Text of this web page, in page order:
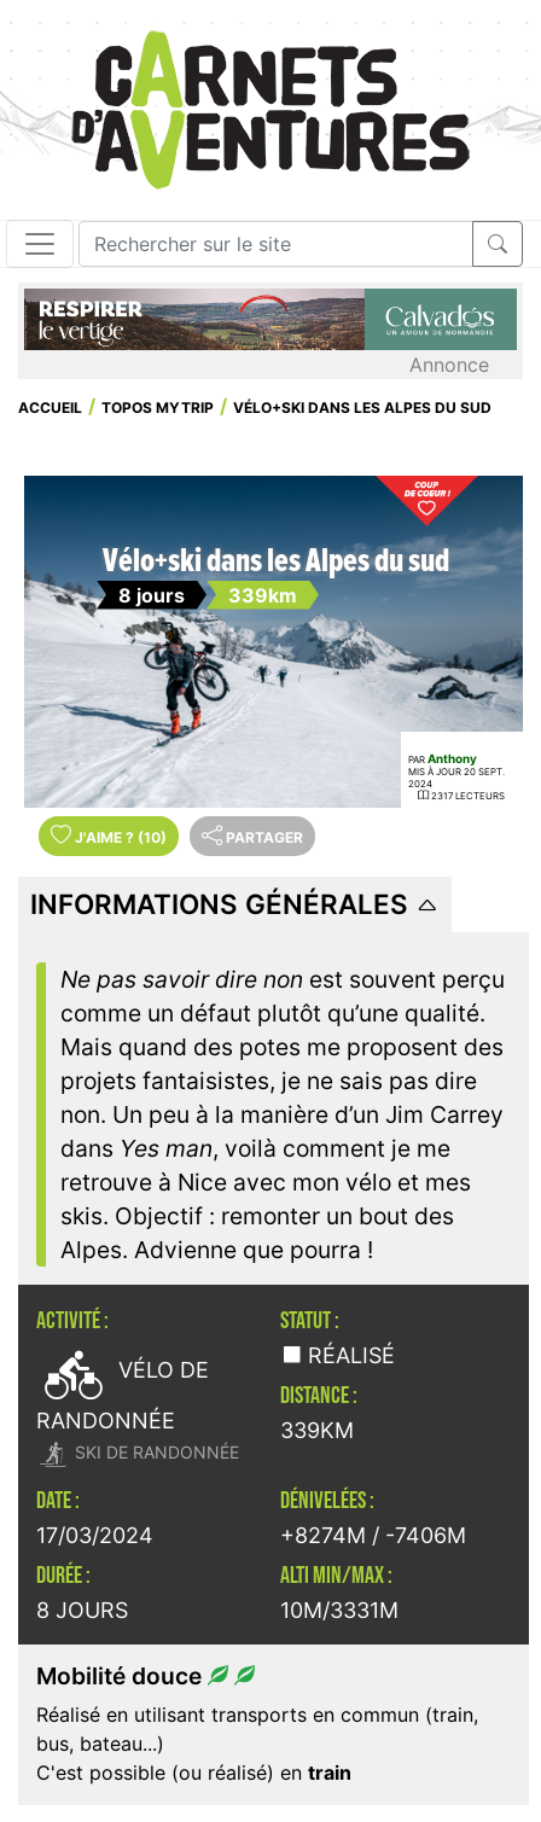
Annonce
ACCUEIL TOPOS MYTRIP VÉLO+SKI DANS LES ALPES DU SUD
Vélo+ski dans les Alpes du sud
8 jours 339km
PAR Anthony
MIS À JOUR 20 SEPT.
2024
2317 LECTEURS
J'AIME ? (10) PARTAGER
INFORMATIONS GÉNÉRALES
Ne pas savoir dire non est souvent perçu
comme un défaut plutôt qu’une qualité.
Mais quand des potes me proposent des
projets fantaisistes, je ne sais pas dire
non. Un peu à la manière d’un Jim Carrey
dans Yes man, voilà comment je me
retrouve à Nice avec mon vélo et mes
skis. Objectif : remonter un bout des
Alpes. Advienne que pourra !
ACTIVITÉ :
 VÉLO DE
RANDONNÉE
 SKI DE RANDONNÉE
STATUT :
RÉALISÉ
DISTANCE :
339KM
DATE :
17/03/2024
DURÉE :
8 JOURS
DÉNIVELÉES :
+8274M / -7406M
ALTI MIN/MAX :
10M/3331M
Mobilité douce
Réalisé en utilisant transports en commun (train,
bus, bateau...)
C'est possible (ou réalisé) en train